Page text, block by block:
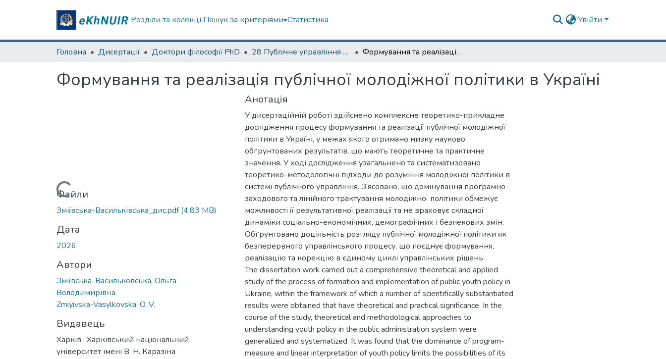
Розділи та колекціїПошук за критеріями Статистика Увійти
Головна Дисертації Доктори філософії PhD 28 Публічне управління та адміністрування Формування та реалізація публічної молодіжної політики в Україні
Формування та реалізація публічної молодіжної політики в Україні
Вантажиться...Файли
Зміївська-Васильківська_дис.pdf(4,83 MB)
Дата
2026
Автори
Зміївська-Васильковська, Ольга
Володимирівна
Zmiyivska-Vasylkovska, O. V.
Видавець
Харків : Харківський національний
університет імені В. Н. Каразіна
Анотація
У дисертаційній роботі здійснено комплексне теоретико-прикладне
дослідження процесу формування та реалізації публічної молодіжної
політики в Україні, у межах якого отримано низку науково
обґрунтованих результатів, що мають теоретичне та практичне
значення. У ході дослідження узагальнено та систематизовано
теоретико-методологічні підходи до розуміння молодіжної політики в
системі публічного управління. З’ясовано, що домінування програмно-
заходового та лінійного трактування молодіжної політики обмежує
можливості її результативної реалізації та не враховує складної
динаміки соціально-економічних, демографічних і безпекових змін.
Обґрунтовано доцільність розгляду публічної молодіжної політики як
безперервного управлінського процесу, що поєднує формування,
реалізацію та корекцію в єдиному циклі управлінських рішень.
The dissertation work carried out a comprehensive theoretical and applied
study of the process of formation and implementation of public youth policy in
Ukraine, within the framework of which a number of scientifically substantiated
results were obtained that have theoretical and practical significance. In the
course of the study, theoretical and methodological approaches to
understanding youth policy in the public administration system were
generalized and systematized. It was found that the dominance of program-
measure and linear interpretation of youth policy limits the possibilities of its